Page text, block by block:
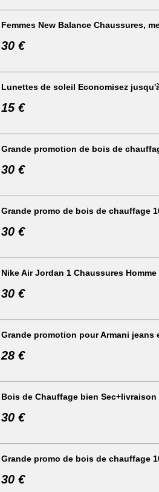
Femmes New Balance Chaussures,
30 €
Lunettes de soleil Economisez
15 €
Grande promotion de bois de
30 €
Grande promo de bois de chauffage
30 €
Nike Air Jordan 1 Chaussures
30 €
Grande promotion pour Armani jeans
28 €
Bois de Chauffage bien Sec+livraison
30 €
Grande promo de bois de chauffage
30 €